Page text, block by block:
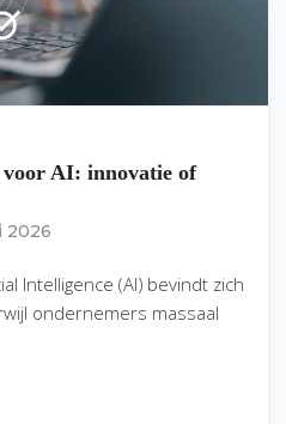
AI: innovatie of
2026
Intelligence (AI) bevindt zich
ondernemers massaal